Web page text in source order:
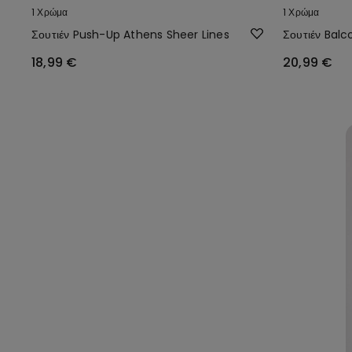
1 Χρώμα
Σουτιέν Push-Up Athens Sheer Lines
18,99 €
1 Χρώμα
Σουτιέν
20,99 €